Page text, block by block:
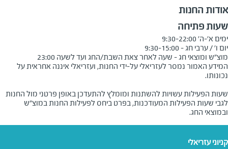
אודות החנות
שעות פתיחה
מוצ"ש ומוצאי חג - שעה לאחר צאת השבת/החג ועד לשעה 23:00
המידע האמור נמסר לעזריאלי על-ידי החנות, ועזריאלי איננה אחראית על
שעות הפעילות עשויות להשתנות ומומלץ להתעדכן באופן פרטני מול החנות
לגבי שעות הפעילות המעודכנות, בפרט ביחס לפעילות החנות במוצ"ש
ובמוצאי החג.
קניוני עזריאלי